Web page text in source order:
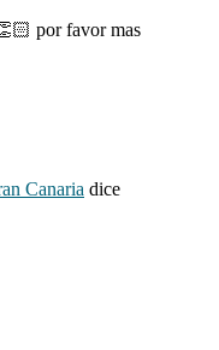
por favor mas
Canaria dice